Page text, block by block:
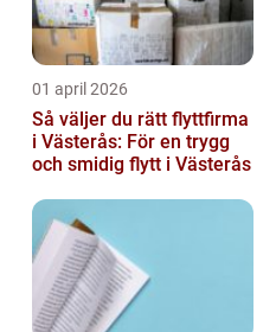
01 april 2026
Så väljer du rätt flyttfirma
i Västerås: För en trygg
och smidig flytt i Västerås